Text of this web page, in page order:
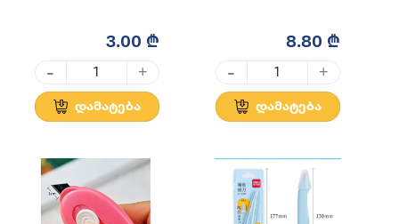
3.00 ₾
- +
დამატება
8.80 ₾
- +
დამატება